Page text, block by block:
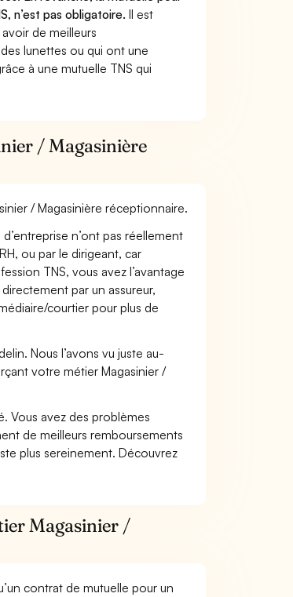
n’est pas obligatoire.Il est
de meilleurs
lunettes ou qui ont une
à une mutuelle TNS qui
/ Magasinière
/ Magasinière réceptionnaire.
n’ont pas réellement
ou par le dirigeant, car
TNS, vous avez l’avantage
par un assureur,
courtier pour plus de
Nous l’avons vu juste au-
votre métier Magasinier /
Vous avez des problèmes
de meilleurs remboursements
plus sereinement. Découvrez
Magasinier /
contrat de mutuelle pour un